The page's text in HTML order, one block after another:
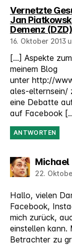
Vernetzte
Jan
Demenz (DZD)
16. Oktober 2013
[…] Aspekte
meinem Blog
unter http://
ales-elternsein/
eine Debatte
auf Facebook
ANTWORTEN
Michael
22.
Hallo, vielen
Facebook,
mich zurück,
einstellen kann.
Betrachter zu